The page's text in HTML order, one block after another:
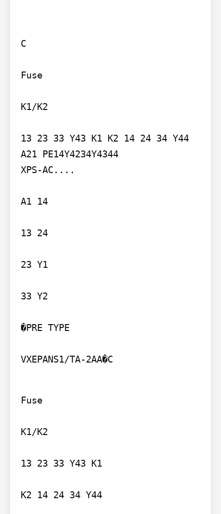
C
Fuse
K1/K2
13 23 33 Y43 K1 K2 14 24 34 Y44
A21 PE14Y4234Y4344
XPS-AC....
A1 14
13 24
23 Y1
33 Y2
�PRE TYPE
VXEPANS1/TA-2AA�C
Fuse
K1/K2
13 23 33 Y43 K1
K2 14 24 34 Y44